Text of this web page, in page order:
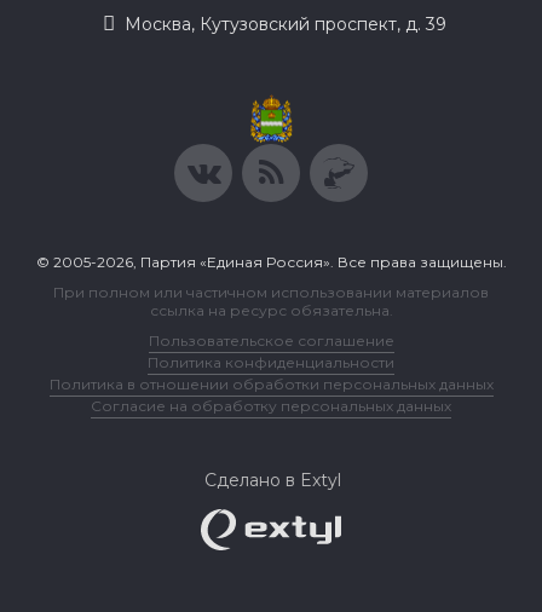
Москва, Кутузовский проспект, д. 39
© 2005-2026, Партия «Единая Россия». Все права защищены.
При полном или частичном использовании материалов
ссылка на ресурс обязательна.
Пользовательское соглашение
Политика конфиденциальности
Политика в отношении обработки персональных данных
Согласие на обработку персональных данных
Сделано в Extyl